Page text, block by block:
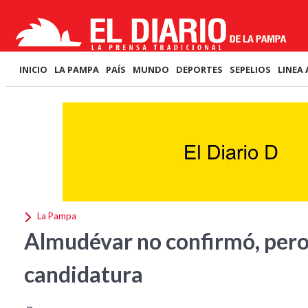
INICIO LA PAMPA PAÍS MUNDO DEPORTES SEPELIOS LINEA
La Pampa
Almudévar no confirmó,
candidatura